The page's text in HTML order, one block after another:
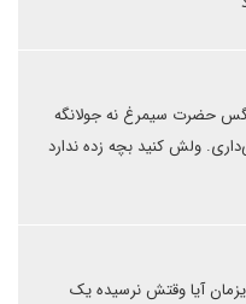
حضرت سیمرغ نه جولانگه
ولش کنید بچه زده ندارد
آیا وقتش نرسیده یک